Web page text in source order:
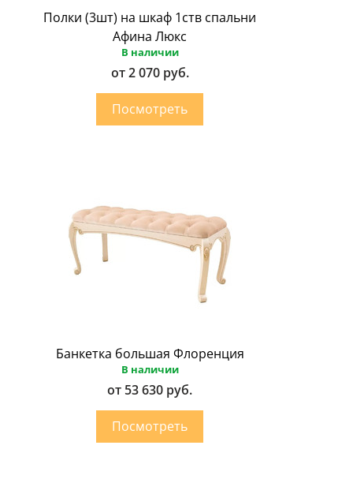
Полки (3шт) на шкаф 1ств спальни
Афина Люкс
В наличии
от 2 070 руб.
Банкетка большая Флоренция
В наличии
от 53 630 руб.